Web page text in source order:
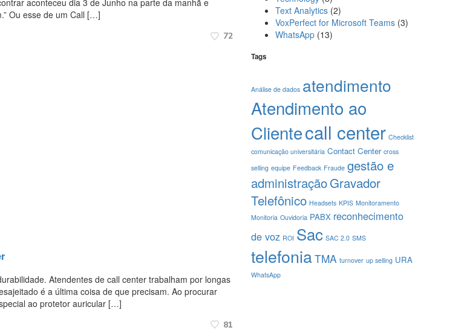
Ou esse de um Call […]
72
Atendentes de call center trabalham por longas
é a última coisa de que precisam. Ao procurar
ao protetor auricular […]
81
Text Analytics (2)
VoxPerfect for Microsoft Teams (3)
WhatsApp (13)
Tags
Análise de dados atendimento
Atendimento ao
Clientecall center Checklist
comunicação universitária Contact Center cross
selling equipe Feedback Fraude gestão e
administraçãoGravador
Telefônico Headsets KPIS Monitoramento
Monitoria Ouvidoria PABX reconhecimento
de voz ROI Sac SAC 2.0 SMS
telefoniaTMA turnover up selling URA
WhatsApp